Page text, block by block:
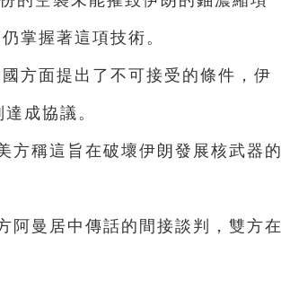
掌握著這項技術。
方面提出了不可接受的條件，伊
成協議。
方稱這旨在破壞伊朗發展核武器的
阿曼居中傳話的間接談判，雙方在